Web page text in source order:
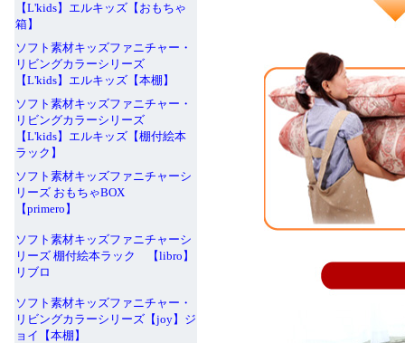
【L'kids】エルキッズ【おもちゃ
箱】
ソフト素材キッズファニチャー・
リビングカラーシリーズ
【L'kids】エルキッズ【本棚】
ソフト素材キッズファニチャー・
リビングカラーシリーズ
【L'kids】エルキッズ【棚付絵本
ラック】
ソフト素材キッズファニチャーシ
リーズ おもちゃBOX
【primero】
ソフト素材キッズファニチャーシ
リーズ 棚付絵本ラック 【libro】
リブロ
ソフト素材キッズファニチャー・
リビングカラーシリーズ【joy】ジ
ョイ【本棚】